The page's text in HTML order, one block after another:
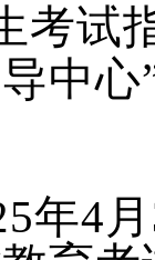
考试
中心
年4